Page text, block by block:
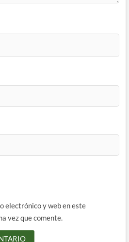
electrónico y web en este
vez que comente.